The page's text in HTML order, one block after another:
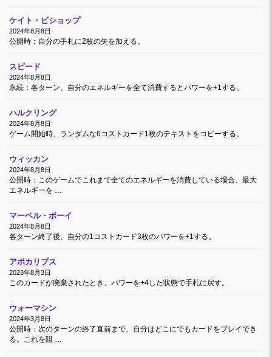
ケイト・ビショップ
2024年8月8日
公開時：自分の手札に2枚の矢を加える。
スピード
2024年8月8日
永続：各ターン、自分のエネルギーを全て消費するとパワーを+1する。
ハルクリング
2024年8月8日
ゲーム開始時、ランダムな6コストカード1枚のテキストをコピーする。
ウィッカン
2024年8月8日
公開時：このゲームでこれまで全てのエネルギーを消費している場合、最大
エネルギーを …
マーベル・ボーイ
2024年8月8日
各ターン終了後、自分の1コストカード3枚のパワーを+1する。
アポカリプス
2023年8月3日
このカードが廃棄されたとき、パワーを+4した状態で手札に戻す。
ウォーマシン
2024年3月8日
公開時：次のターンの終了直前まで、自分はどこにでもカードをプレイでき
る。これを阻 …